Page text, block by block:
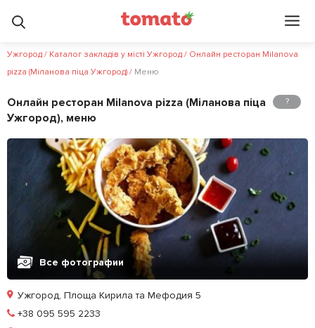
Ужгород / Каталог закладів у місті Ужгород / Онлайн ресторан Milanova
pizza (Міланова піца Ужгород) / Меню
Онлайн ресторан Milanova pizza (Міланова піца
Ужгород), меню
?
Все фотографии
Позвонить
Ужгород, Площа Кирила та Мефодия 5
+38 095 595 2233